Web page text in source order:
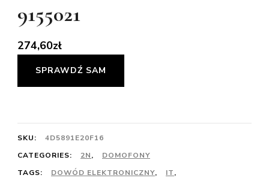
9155021
274,60zł
SPRAWDŹ SAM
SKU:
4D5891E20F16
CATEGORIES:
2N,
DOMOFONY
TAGS:
DOWÓD ELEKTRONICZNY, IT,